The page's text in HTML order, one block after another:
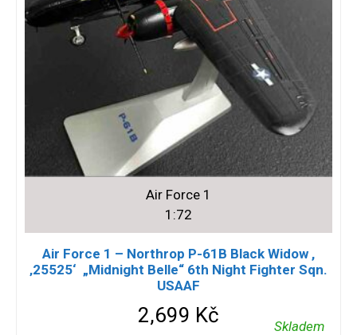
Air Force 1
1:72
Air Force 1 – Northrop P-61B Black Widow ,
‚25525‘ „Midnight Belle“ 6th Night Fighter Sqn.
USAAF
2,699 Kč Skladem